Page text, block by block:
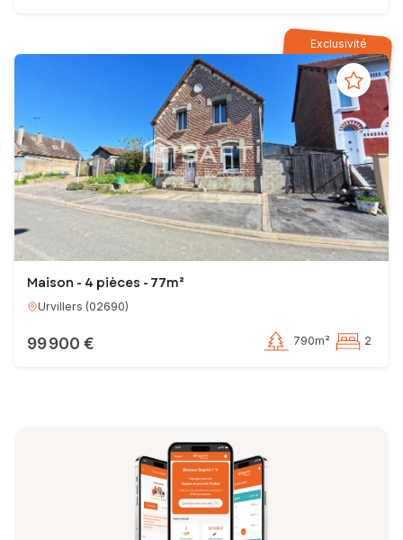
Exclusivité
Maison - 4 pièces - 77m²
Urvillers (02690)
99 900 € 790m² 2